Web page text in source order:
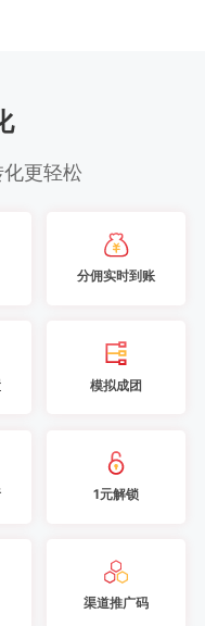
更轻松
分佣实时到账
模拟成团
1元解锁
渠道推广码